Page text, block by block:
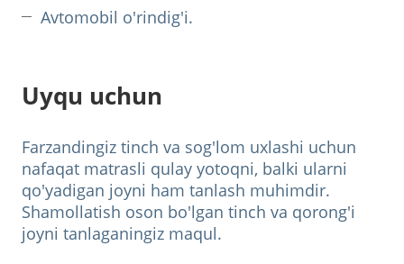
Avtomobil o'rindig'i.
Uyqu uchun
Farzandingiz tinch va sog'lom uxlashi uchun
nafaqat matrasli qulay yotoqni, balki ularni
qo'yadigan joyni ham tanlash muhimdir.
Shamollatish oson bo'lgan tinch va qorong'i
joyni tanlaganingiz maqul.